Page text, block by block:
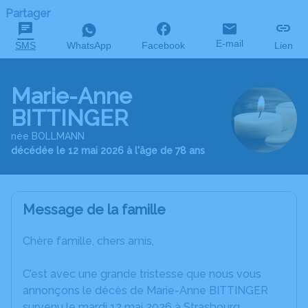
Partager
SMS WhatsApp Facebook E-mail Lien
Marie-Anne
BITTINGER
née BOLLMANN
décédée le 12 mai 2026 à l'âge de 78 ans
Message de la famille
Chère famille, chers amis,
C’est avec une grande tristesse que nous vous
annonçons le décès de Marie-Anne BITTINGER